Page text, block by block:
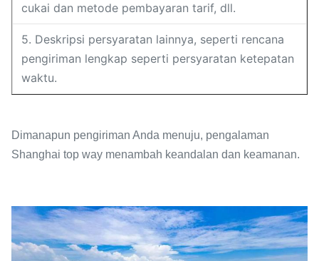
cukai dan metode pembayaran tarif, dll.
5. Deskripsi persyaratan lainnya, seperti rencana
pengiriman lengkap seperti persyaratan ketepatan
waktu.
Dimanapun pengiriman Anda menuju, pengalaman
Shanghai top way menambah keandalan dan keamanan.